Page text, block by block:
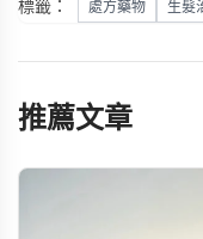
標籤： 處方藥物 生髮
推薦文章